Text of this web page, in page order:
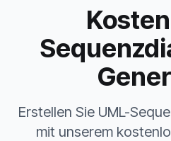
Erstellen Sie UML-
mit unserem